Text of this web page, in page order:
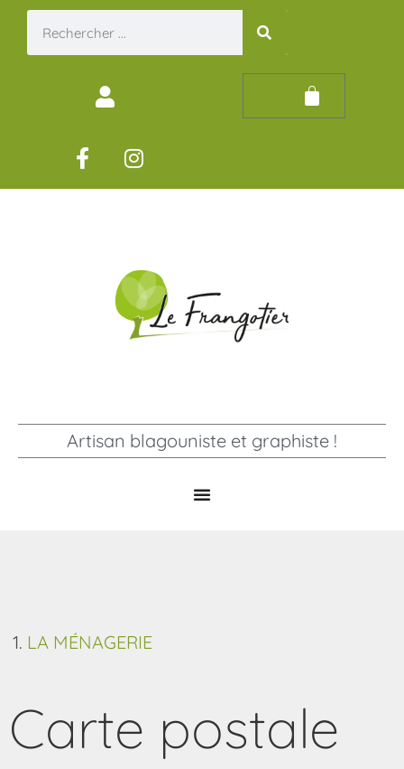
Artisan blagouniste et graphiste !
LA MÉNAGERIE
Carte postale